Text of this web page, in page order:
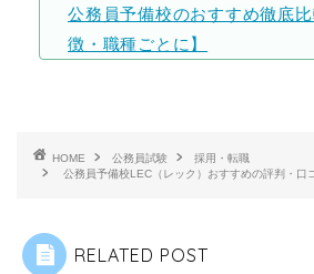
公務員予備校のおすすめ徹底
徴・職種ごとに】
HOME 公務員試験
採用・転職
公務員予備校LEC（レック）おすすめの評判・口
RELATED POST